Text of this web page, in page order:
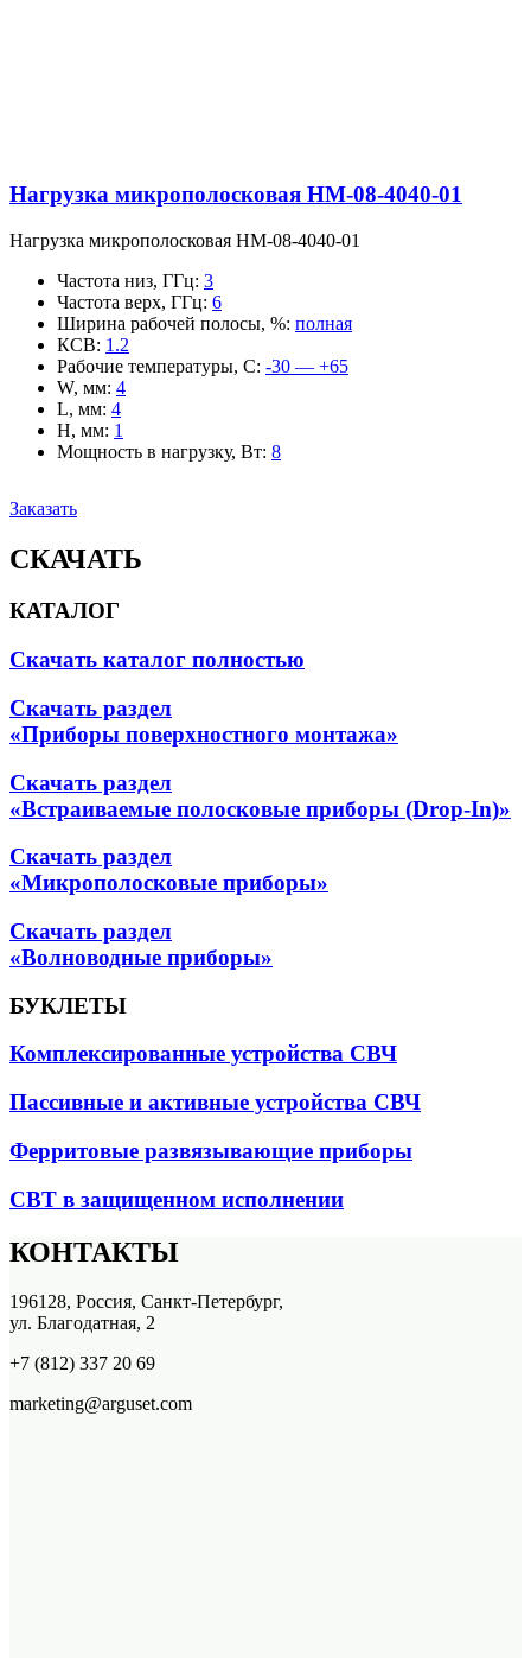
Нагрузка микрополосковая НМ-08-4040-01
Нагрузка микрополосковая НМ-08-4040-01
Частота низ, ГГц: 3
Частота верх, ГГц: 6
Ширина рабочей полосы, %: полная
КСВ: 1.2
Рабочие температуры, С: -30 — +65
W, мм: 4
L, мм: 4
H, мм: 1
Мощность в нагрузку, Вт: 8
Заказать
СКАЧАТЬ
КАТАЛОГ
Скачать каталог полностью
Скачать раздел
«Приборы поверхностного монтажа»
Скачать раздел
«Встраиваемые полосковые приборы (Drop-In)»
Скачать раздел
«Микрополосковые приборы»
Скачать раздел
«Волноводные приборы»
БУКЛЕТЫ
Комплексированные устройства СВЧ
Пассивные и активные устройства СВЧ
Ферритовые развязывающие приборы
СВТ в защищенном исполнении
КОНТАКТЫ
196128, Россия, Санкт-Петербург,
ул. Благодатная, 2
+7 (812) 337 20 69
marketing@arguset.com